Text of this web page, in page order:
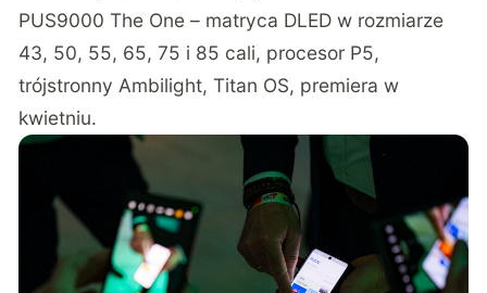
PUS9000 The One – matryca DLED w rozmiarze
43, 50, 55, 65, 75 i 85 cali, procesor P5,
trójstronny Ambilight, Titan OS, premiera w
kwietniu.